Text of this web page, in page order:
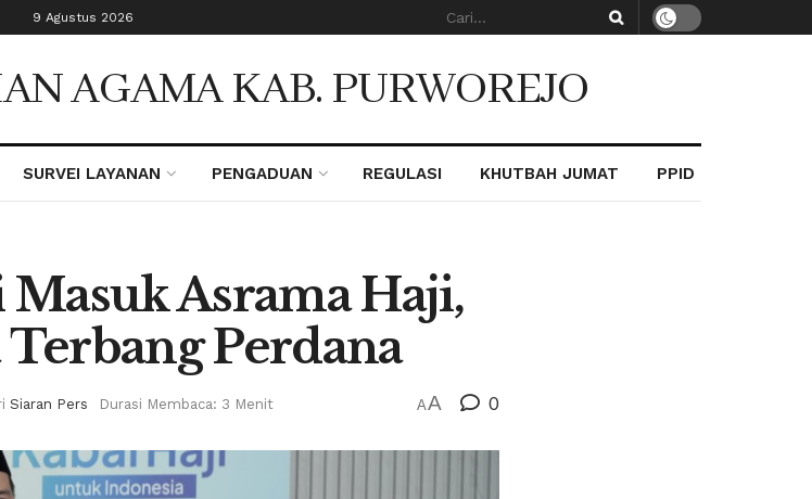
9 Agustus 2026
AGAMA KAB. PURWOREJO
SURVEI LAYANAN PENGADUAN REGULASI KHUTBAH JUMAT PPID
Asrama Haji,
Terbang Perdana
Siaran Pers Durasi Membaca: 3 Menit AA 0